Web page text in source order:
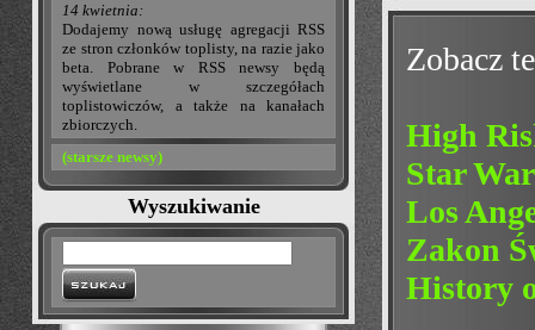
14 kwietnia:
Dodajemy nową usługę agregacji RSS
ze stron członków toplisty, na razie jako
beta. Pobrane w RSS newsy będą
wyświetlane w szczegółach
toplistowiczów, a także na kanałach
zbiorczych.
(starsze newsy)
Wyszukiwanie
Zobacz
High
Star
Los
Zakon
History